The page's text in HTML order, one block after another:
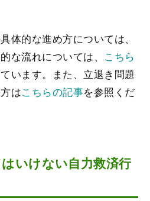
体的な進め方については、
な流れについては、 こちら
います。また、立退き問題
はこちらの記事を参照くだ
いけない自力救済行